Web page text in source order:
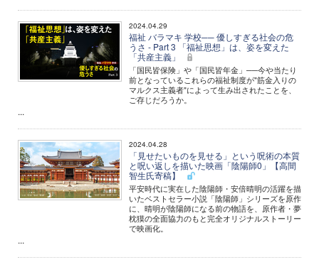
2024.04.29
福祉 バラマキ 学校── 優しすぎる社会の危
うさ - Part 3 「福祉思想」は、姿を変えた
「共産主義」
「国民皆保険」や「国民皆年金」──今や当たり
前となっているこれらの福祉制度が"筋金入りの
マルクス主義者"によって生み出されたことを、
ご存じだろうか。
...
2024.04.28
「見せたいものを見せる」という呪術の本質
と呪い返しを描いた映画「陰陽師0」【高間
智生氏寄稿】
平安時代に実在した陰陽師・安倍晴明の活躍を描
いたベストセラー小説「陰陽師」シリーズを原作
に、晴明が陰陽師になる前の物語を、原作者・夢
枕獏の全面協力のもと完全オリジナルストーリー
で映画化。
...